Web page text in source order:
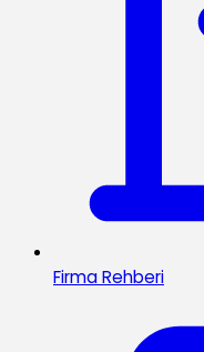
Firma Rehberi